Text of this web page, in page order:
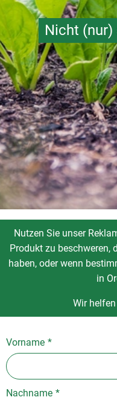
So geht's
Service
Unsere regionalen
Nicht
Nutzen Sie unser
Produkt zu beschweren,
haben, oder wenn
in
Wir
Vorname *
Nachname *